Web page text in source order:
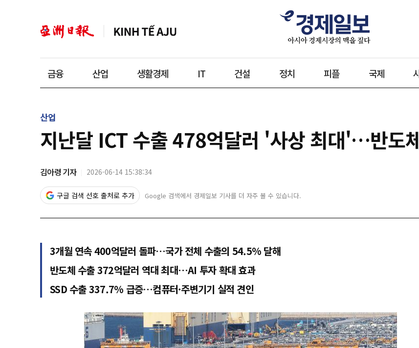
금융 산업 생활경제 IT 건설 정치 피플 국제
산업
지난달 ICT 수출 478억달러 '사상 최대'…반도
김아령 기자 2026-06-14 15:38:34
구글 검색 선호 출처로 추가 Google 검색에서 경제일보 기사를 더 자주 볼 수 있습니다.
3개월 연속 400억달러 돌파…국가 전체 수출의 54.5% 달해
반도체 수출 372억달러 역대 최대…AI 투자 확대 효과
SSD 수출 337.7% 급증…컴퓨터·주변기기 실적 견인